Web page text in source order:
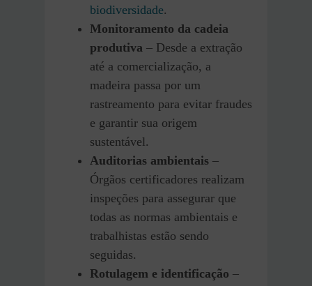
biodiversidade.
Monitoramento da cadeia
produtiva – Desde a extração
até a comercialização, a
madeira passa por um
rastreamento para evitar fraudes
e garantir sua origem
sustentável.
Auditorias ambientais –
Órgãos certificadores realizam
inspeções para assegurar que
todas as normas ambientais e
trabalhistas estão sendo
seguidas.
Rotulagem e identificação –